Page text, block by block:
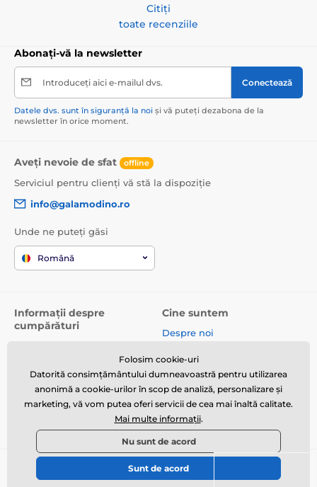
Citiți
toate recenziile
Abonați-vă la newsletter
Introduceți aici e-mailul dvs. Conectează
Datele dvs. sunt în siguranță la noi și vă puteți dezabona de la
newsletter în orice moment.
Aveți nevoie de sfat offline
Serviciul pentru clienți vă stă la dispoziție
info@galamodino.ro
Unde ne puteți găsi
Română
Informații despre
cumpărături
Returnare produse și
reclamații
Politica de confidențialitate
Cine suntem
Despre noi
Parteneriat cu Galamodino
© 2026 www.galamodino.ro ⦁ E-shop creat de
Folosim cookie-uri
Datorită consimțământului dumneavoastră pentru utilizarea
anonimă a cookie-urilor în scop de analiză, personalizare și
marketing, vă vom putea oferi servicii de cea mai înaltă calitate.
Mai multe informații.
Nu sunt de acord
Sunt de acord